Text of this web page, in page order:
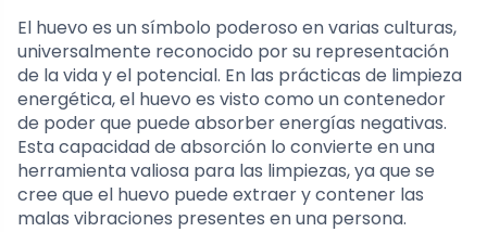
El huevo es un símbolo poderoso en varias culturas,
universalmente reconocido por su representación
de la vida y el potencial. En las prácticas de limpieza
energética, el huevo es visto como un contenedor
de poder que puede absorber energías negativas.
Esta capacidad de absorción lo convierte en una
herramienta valiosa para las limpiezas, ya que se
cree que el huevo puede extraer y contener las
malas vibraciones presentes en una persona.